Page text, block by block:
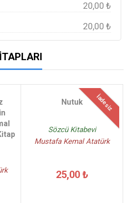
20,00 ₺
20,00 ₺
İadesiz
Nutuk
Sözcü Kitabevi
Mustafa Kemal Atatürk
25,00 ₺